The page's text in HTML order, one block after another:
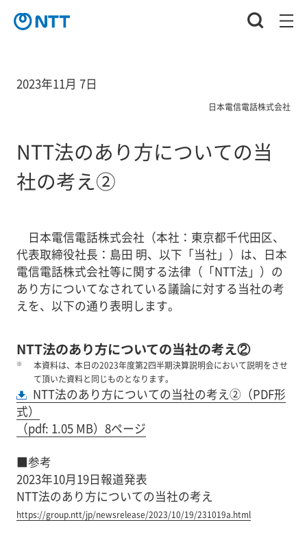
2023年11月 7日
日本電信電話株式会社
NTT法のあり方についての当
社の考え②
日本電信電話株式会社（本社：東京都千代田区、
代表取締役社長：島田 明、以下「当社」）は、日本
電信電話株式会社等に関する法律（「NTT法」）の
あり方についてなされている議論に対する当社の考
えを、以下の通り表明します。
NTT法のあり方についての当社の考え②
※
本資料は、本日の2023年度第2四半期決算説明会において説明をさせ
て頂いた資料と同じものとなります。
NTT法のあり方についての当社の考え②（PDF形
式）
（pdf: 1.05 MB）8ページ
■参考
2023年10月19日報道発表
NTT法のあり方についての当社の考え
https://group.ntt/jp/newsrelease/2023/10/19/231019a.html